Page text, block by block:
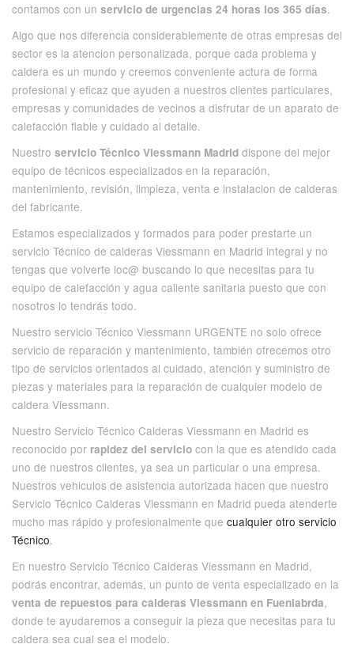
contamos con un servicio de urgencias 24 horas los 365 días.
Algo que nos diferencia considerablemente de otras empresas del
sector es la atencion personalizada, porque cada problema y
caldera es un mundo y creemos conveniente actura de forma
profesional y eficaz que ayuden a nuestros clientes particulares,
empresas y comunidades de vecinos a disfrutar de un aparato de
calefacción fiable y cuidado al detalle.
Nuestro servicio Técnico Viessmann Madrid dispone del mejor
equipo de técnicos especializados en la reparación,
mantenimiento, revisión, limpieza, venta e instalacion de calderas
del fabricante.
Estamos especializados y formados para poder prestarte un
servicio Técnico de calderas Viessmann en Madrid integral y no
tengas que volverte loc@ buscando lo que necesitas para tu
equipo de calefacción y agua caliente sanitaria puesto que con
nosotros lo tendrás todo.
Nuestro servicio Técnico Viessmann URGENTE no solo ofrece
servicio de reparación y mantenimiento, también ofrecemos otro
tipo de servicios orientados al cuidado, atención y suministro de
piezas y materiales para la reparación de cualquier modelo de
caldera Viessmann.
Nuestro Servicio Técnico Calderas Viessmann en Madrid es
reconocido por rapidez del servicio con la que es atendido cada
uno de nuestros clientes, ya sea un particular o una empresa.
Nuestros vehiculos de asistencia autorizada hacen que nuestro
Servicio Técnico Calderas Viessmann en Madrid pueda atenderte
mucho mas rápido y profesionalmente que cualquier otro servicio
Técnico.
En nuestro Servicio Técnico Calderas Viessmann en Madrid,
podrás encontrar, además, un punto de venta especializado en la
venta de repuestos para calderas Viessmann en Fuenlabrda,
donde te ayudaremos a conseguir la pieza que necesitas para tu
caldera sea cual sea el modelo.